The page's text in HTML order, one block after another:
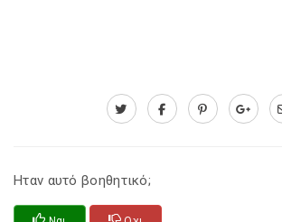
Ηταν αυτό βοηθητικό;